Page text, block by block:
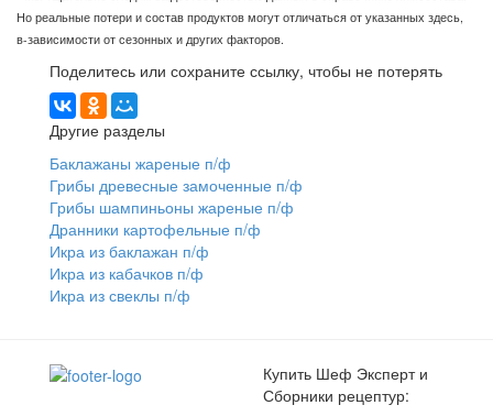
Но реальные потери и состав продуктов могут отличаться от указанных здесь,
в-зависимости от сезонных и других факторов.
Поделитесь или сохраните ссылку, чтобы не потерять
Другие разделы
Баклажаны жареные п/ф
Грибы древесные замоченные п/ф
Грибы шампиньоны жареные п/ф
Дранники картофельные п/ф
Икра из баклажан п/ф
Икра из кабачков п/ф
Икра из свеклы п/ф
Купить Шеф Эксперт и
Сборники рецептур: